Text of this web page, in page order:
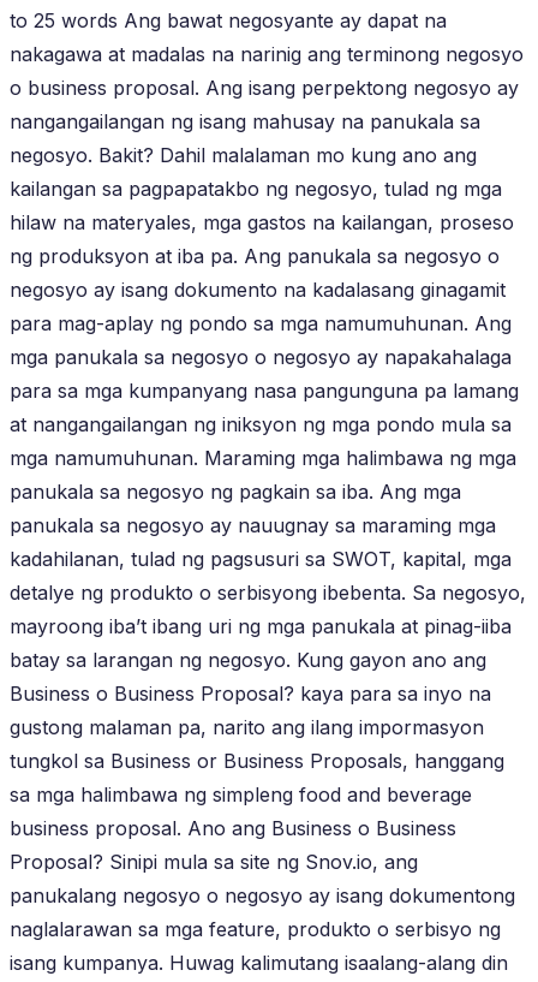
to 25 words Ang bawat negosyante ay dapat na
nakagawa at madalas na narinig ang terminong negosyo
o business proposal. Ang isang perpektong negosyo ay
nangangailangan ng isang mahusay na panukala sa
negosyo. Bakit? Dahil malalaman mo kung ano ang
kailangan sa pagpapatakbo ng negosyo, tulad ng mga
hilaw na materyales, mga gastos na kailangan, proseso
ng produksyon at iba pa. Ang panukala sa negosyo o
negosyo ay isang dokumento na kadalasang ginagamit
para mag-aplay ng pondo sa mga namumuhunan. Ang
mga panukala sa negosyo o negosyo ay napakahalaga
para sa mga kumpanyang nasa pangunguna pa lamang
at nangangailangan ng iniksyon ng mga pondo mula sa
mga namumuhunan. Maraming mga halimbawa ng mga
panukala sa negosyo ng pagkain sa iba. Ang mga
panukala sa negosyo ay nauugnay sa maraming mga
kadahilanan, tulad ng pagsusuri sa SWOT, kapital, mga
detalye ng produkto o serbisyong ibebenta. Sa negosyo,
mayroong iba’t ibang uri ng mga panukala at pinag-iiba
batay sa larangan ng negosyo. Kung gayon ano ang
Business o Business Proposal? kaya para sa inyo na
gustong malaman pa, narito ang ilang impormasyon
tungkol sa Business or Business Proposals, hanggang
sa mga halimbawa ng simpleng food and beverage
business proposal. Ano ang Business o Business
Proposal? Sinipi mula sa site ng Snov.io, ang
panukalang negosyo o negosyo ay isang dokumentong
naglalarawan sa mga feature, produkto o serbisyo ng
isang kumpanya. Huwag kalimutang isaalang-alang din